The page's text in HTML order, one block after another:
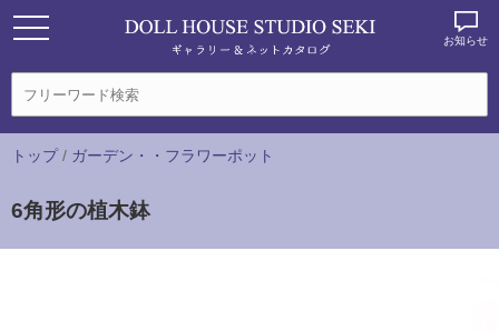
お知らせ
トップ/ ガーデン・・フラワーポット
6角形の植木鉢